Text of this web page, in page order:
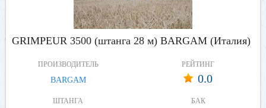
GRIMPEUR 3500 (штанга 28 м) BARGAM (Италия)
ПРОИЗВОДИТЕЛЬ
BARGAM
РЕЙТИНГ
0.0
ШТАНГА БАК